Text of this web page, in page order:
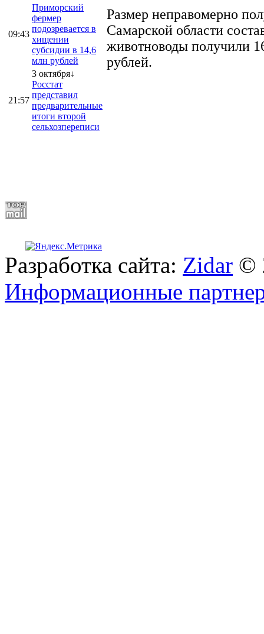
09:43
Приморский
фермер
подозревается в
хищении
субсидии в 14,6
млн рублей
21:57
3 октября↓
Росстат
представил
предварительные
итоги второй
сельхозпереписи
Размер неправомерно
Самарской области
животноводы получили
рублей.
Разработка сайта: Zidar ©
Информационные